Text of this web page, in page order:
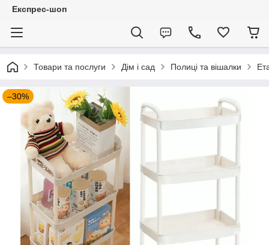
Експрес-шоп
Товари та послуги Дім і сад Полиці та вішалки
–30%